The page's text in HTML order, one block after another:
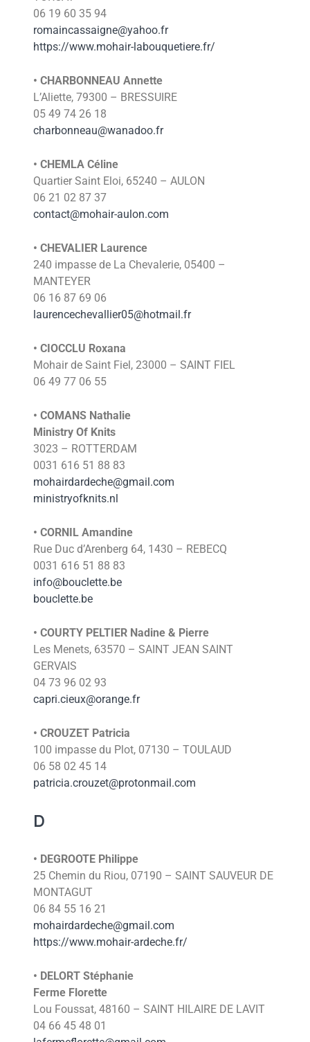
06 19 60 35 94
romaincassaigne@yahoo.fr
https://www.mohair-labouquetiere.fr/
• CHARBONNEAU Annette
L’Aliette, 79300 – BRESSUIRE
05 49 74 26 18
charbonneau@wanadoo.fr
• CHEMLA Céline
Quartier Saint Eloi, 65240 – AULON
06 21 02 87 37
contact@mohair-aulon.com
• CHEVALIER Laurence
240 impasse de La Chevalerie, 05400 –
MANTEYER
06 16 87 69 06
laurencechevallier05@hotmail.fr
• CIOCCLU Roxana
Mohair de Saint Fiel, 23000 – SAINT FIEL
06 49 77 06 55
• COMANS Nathalie
Ministry Of Knits
3023 – ROTTERDAM
0031 616 51 88 83
mohairdardeche@gmail.com
ministryofknits.nl
• CORNIL Amandine
Rue Duc d’Arenberg 64, 1430 – REBECQ
0031 616 51 88 83
info@bouclette.be
bouclette.be
• COURTY PELTIER Nadine & Pierre
Les Menets, 63570 – SAINT JEAN SAINT
GERVAIS
04 73 96 02 93
capri.cieux@orange.fr
• CROUZET Patricia
100 impasse du Plot, 07130 – TOULAUD
06 58 02 45 14
patricia.crouzet@protonmail.com
D
• DEGROOTE Philippe
25 Chemin du Riou, 07190 – SAINT SAUVEUR DE
MONTAGUT
06 84 55 16 21
mohairdardeche@gmail.com
https://www.mohair-ardeche.fr/
• DELORT Stéphanie
Ferme Florette
Lou Foussat, 48160 – SAINT HILAIRE DE LAVIT
04 66 45 48 01